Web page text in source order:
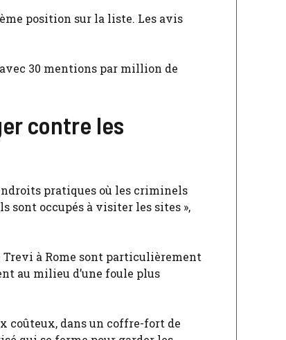
position sur la liste. Les avis
30 mentions par million de
contre les
pratiques où les criminels
sont occupés à visiter les sites »,
à Rome sont particulièrement
au milieu d’une foule plus
coûteux, dans un coffre-fort de